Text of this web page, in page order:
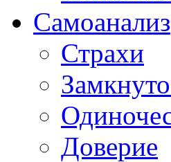
Самоанализ
Страхи
Доверие